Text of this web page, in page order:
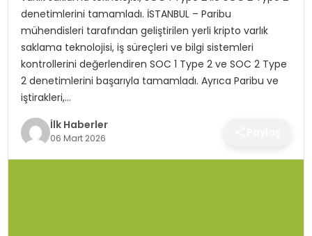
SIYASET
SPOR
TEKNOLOJI
YAŞAM
denetimlerini tamamladı. İSTANBUL – Paribu
mühendisleri tarafından geliştirilen yerli kripto varlık
saklama teknolojisi, iş süreçleri ve bilgi sistemleri
kontrollerini değerlendiren SOC 1 Type 2 ve SOC 2 Type
2 denetimlerini başarıyla tamamladı. Ayrıca Paribu ve
iştirakleri,…
İlk Haberler
06 Mart 2026